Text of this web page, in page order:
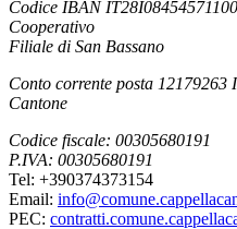
Codice IBAN
Cooperativo
Filiale di San Bassano
Conto corrente posta 12179263
Cantone
Codice fiscale: 00305680191
P.IVA: 00305680191
Tel: +390374373154
Email:
PEC: